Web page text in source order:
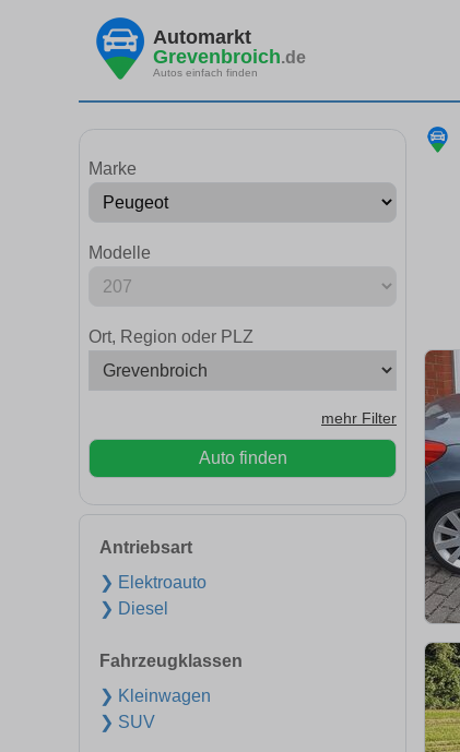
Automarkt
Grevenbroich.de
Autos einfach finden
Marke
Modelle
Ort, Region oder PLZ
mehr Filter
Auto finden
Antriebsart
❯ Elektroauto
❯ Diesel
Fahrzeugklassen
❯ Kleinwagen
❯ SUV